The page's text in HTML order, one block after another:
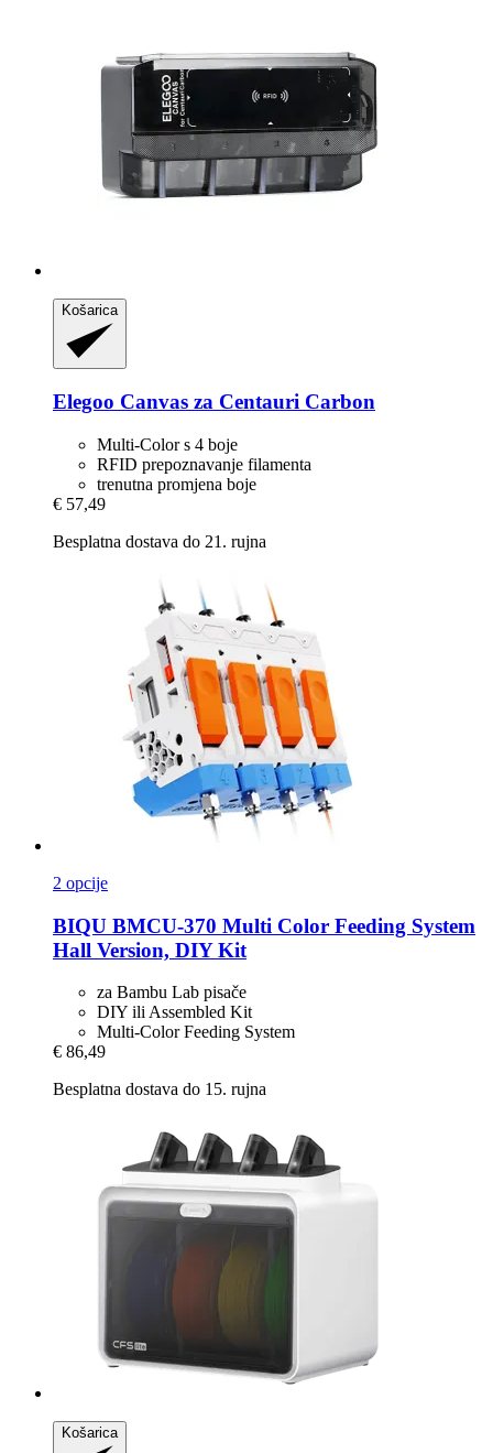
Košarica
Elegoo Canvas za Centauri Carbon
Multi-Color s 4 boje
RFID prepoznavanje filamenta
trenutna promjena boje
€ 57,49
Besplatna dostava do 21. rujna
2 opcije
BIQU BMCU-​370 Multi Color Feeding System
Hall Version, DIY Kit
za Bambu Lab pisače
DIY ili Assembled Kit
Multi-Color Feeding System
€ 86,49
Besplatna dostava do 15. rujna
Košarica